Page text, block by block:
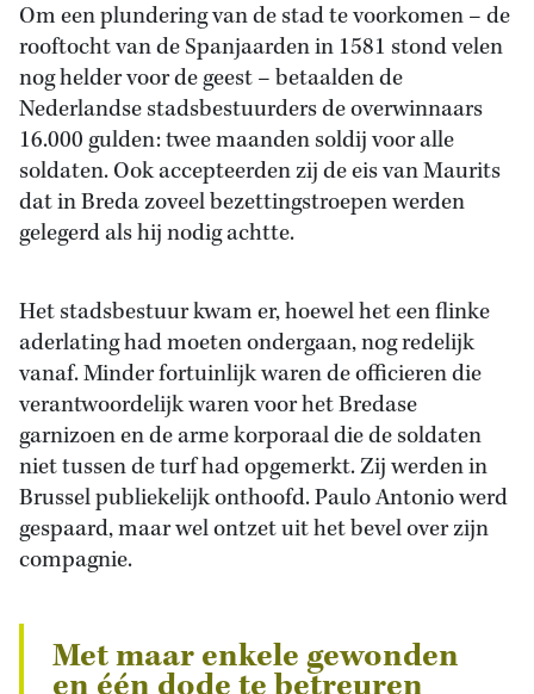
Om een plundering van de stad te voorkomen – de
rooftocht van de Spanjaarden in 1581 stond velen
nog helder voor de geest – betaalden de
Nederlandse stadsbestuurders de overwinnaars
16.000 gulden: twee maanden soldij voor alle
soldaten. Ook accepteerden zij de eis van Maurits
dat in Breda zoveel bezettingstroepen werden
gelegerd als hij nodig achtte.
Het stadsbestuur kwam er, hoewel het een flinke
aderlating had moeten ondergaan, nog redelijk
vanaf. Minder fortuinlijk waren de officieren die
verantwoordelijk waren voor het Bredase
garnizoen en de arme korporaal die de soldaten
niet tussen de turf had opgemerkt. Zij werden in
Brussel publiekelijk onthoofd. Paulo Antonio werd
gespaard, maar wel ontzet uit het bevel over zijn
compagnie.
Met maar enkele gewonden